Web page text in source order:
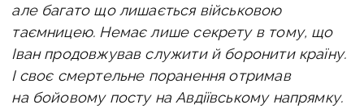
але багато що лишається військовою
таємницею. Немає лише секрету в тому, що
Іван продовжував служити й боронити країну.
І своє смертельне поранення отримав
на бойовому посту на Авдіївському напрямку.